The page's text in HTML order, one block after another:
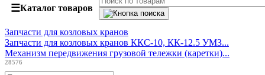
☰Каталог товаров
Запчасти для козловых кранов
Запчасти для козловых кранов ККС-10, КК-12.5 УМЗ...
Механизм передвижения грузовой тележки (каретки)...
28576